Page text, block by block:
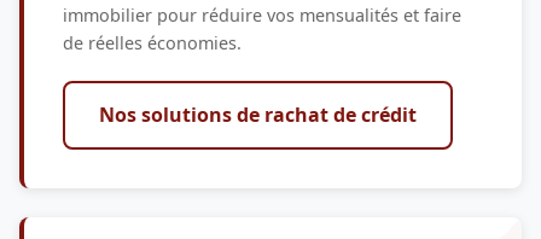
immobilier pour réduire vos mensualités et faire
de réelles économies.
Nos solutions de rachat de crédit